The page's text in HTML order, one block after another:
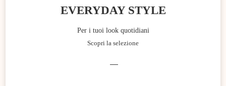
EVERYDAY STYLE
Per i tuoi look quotidiani
Scopri la selezione